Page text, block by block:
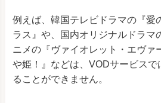
例えば、韓国テレビドラマの『愛
ラス』や、国内オリジナルドラマ
ニメの『ヴァイオレット・エヴァ
や姫！』などは、VODサービスで
ることができません。